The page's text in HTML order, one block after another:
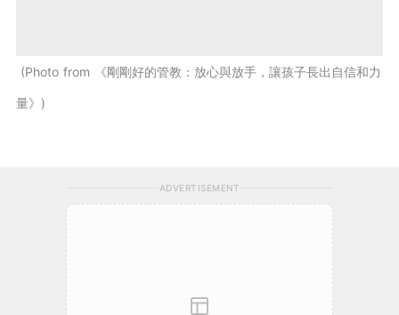
Photo from 《剛剛好的管教：放心與放手，讓孩子長出自信和力
量》
ADVERTISEMENT